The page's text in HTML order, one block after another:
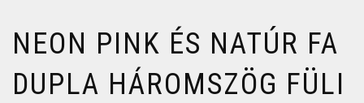
NEON PINK ÉS NATÚR FA
DUPLA HÁROMSZÖG FÜLI